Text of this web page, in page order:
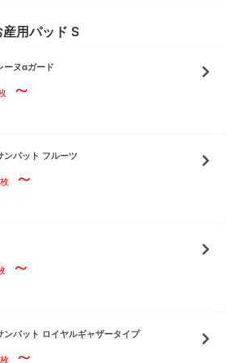
産用パッド S
ーヌαガード
～
ンパット フルーツ
枚～
～
ンパット ロイヤルギャザータイプ
枚～